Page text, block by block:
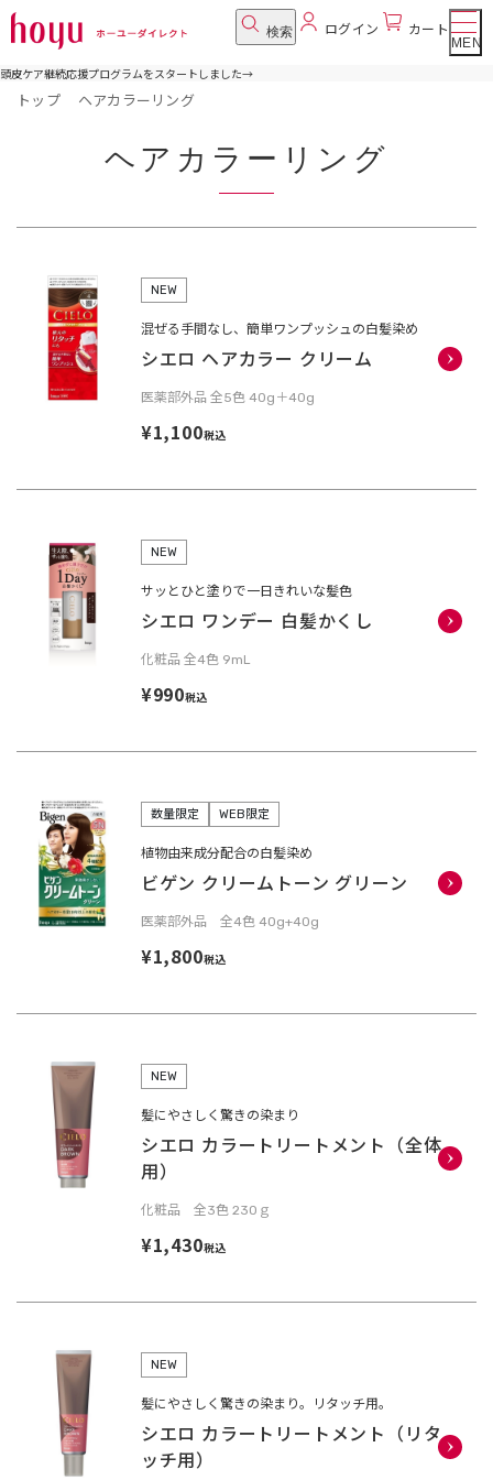
検索 ログイン
カート
MENU
頭皮ケア継続応援プログラムをスタートしました→
トップ ヘアカラーリング
ヘアカラーリング
NEW
混ぜる手間なし、簡単ワンプッシュの白髪染め
シエロ ヘアカラー クリーム
医薬部外品 全5色 40g＋40g
¥1,100税込
NEW
サッとひと塗りで一日きれいな髪色
シエロ ワンデー 白髪かくし
化粧品 全4色 9mL
¥990税込
数量限定 WEB限定
植物由来成分配合の白髪染め
ビゲン クリームトーン グリーン
医薬部外品 全4色 40g+40g
¥1,800税込
NEW
髪にやさしく驚きの染まり
シエロ カラートリートメント（全体
用）
化粧品 全3色 230ｇ
¥1,430税込
NEW
髪にやさしく驚きの染まり。リタッチ用。
シエロ カラートリートメント（リタ
ッチ用）